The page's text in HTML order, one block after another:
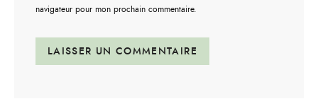
navigateur pour mon prochain commentaire.